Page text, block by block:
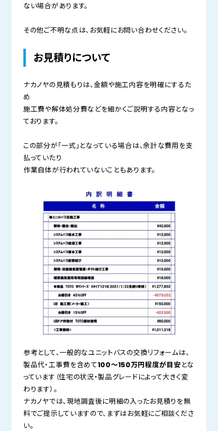
ない場合があります。
その他ご不明な点は、お気軽にお問い合わせください。
お見積りについて
ナカノヤの見積もりは、金額や施工内容を明確にするた
め
施工費や解体処分費などを細かくご説明する内容となっ
ております。
この部分が「一式」となっている場合は、余計な費用を支
払っていたり
作業自体が行われていないこともあります。
参考として、一般的なユニットバスの交換リフォームは、
製品代・工事費を含めて100〜150万円程度が目安とな
っています（住宅の状況・製品グレードによって大きく変
わります）。
ナカノヤでは、現地調査後に明細の入ったお見積りを無
料でご提示していますので、まずはお気軽にご相談くださ
い。